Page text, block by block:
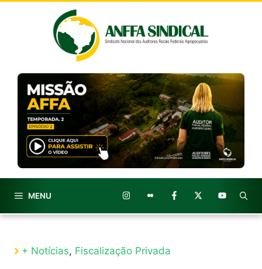
MENU
+ Notícias, Fiscalização Privada